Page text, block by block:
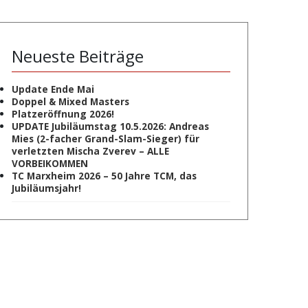
Neueste Beiträge
Update Ende Mai
Doppel & Mixed Masters
Platzeröffnung 2026!
UPDATE Jubiläumstag 10.5.2026: Andreas
Mies (2-facher Grand-Slam-Sieger) für
verletzten Mischa Zverev – ALLE
VORBEIKOMMEN
TC Marxheim 2026 – 50 Jahre TCM, das
Jubiläumsjahr!